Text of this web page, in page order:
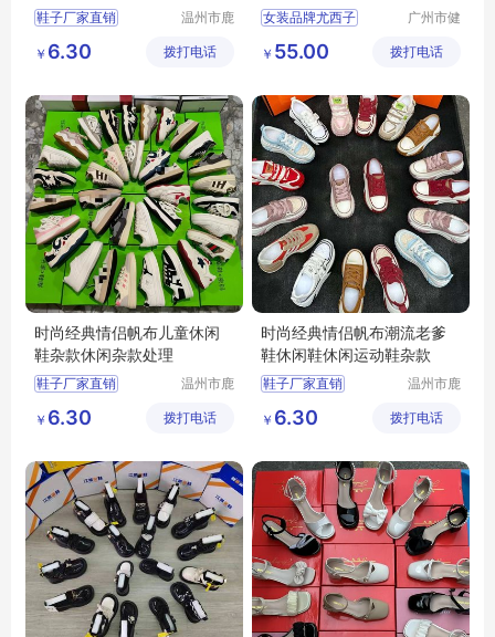
鞋子厂家直销
地摊鞋子批发
底价鞋批发
温州市鹿
步鞋行
￥ 6.30 拨打电话
广州尾货库存
女装品牌尤西子
杭州休闲原创
广州市健
限公司
￥ 55.00 拨打电话
时尚经典情侣帆布儿童休闲
鞋杂款休闲杂款处理
鞋子厂家直销
地摊鞋子批发
底价鞋批发
温州市鹿
步鞋行
￥ 6.30 拨打电话
时尚经典情侣帆布潮流老爹
鞋休闲鞋休闲运动鞋杂款
鞋子厂家直销
地摊鞋子批发
底价鞋批发
温州市鹿
步鞋行
￥ 6.30 拨打电话